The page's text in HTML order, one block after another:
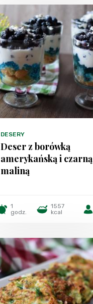
DESERY
Deser z borówką
amerykańską i czarną
maliną
1
godz.
1557
kcal